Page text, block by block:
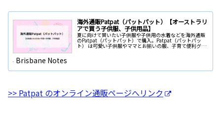
海外通販Patpat（パットパット）【オーストラリ
アで買う子供服、子供用品】
夏に向けて買いたい子供服や子供用の水着などを海外通販
のPatpat（パットパット）で購入。Patpat（パットパッ
ト） は可愛い子供服やママとお揃いの服、子育て便利グッ
ズ、キッズ向けアイテムが買えるオーストラリアで人気の
Brisbane Notes
>> Patpat のオンライン通販ページへリンク